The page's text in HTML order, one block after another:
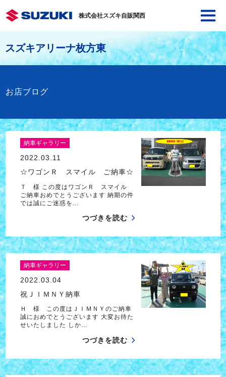
株式会社スズキ自販関西
スズキアリーナ枚方東
お店ブログ
納車ギャラリー
2022.03.11
☆ワゴンＲ スマイル ご納車☆
Ｔ 様 この度はワゴンＲ スマイル
ご納車おめでとうございます 納期の件
では誠にご迷惑を…
つづきを読む
納車ギャラリー
2022.03.04
祝ＪＩＭＮＹ納車
Ｈ 様 この度はＪＩＭＮＹのご納車
誠におめでとうございます 大変お待た
せいたしました しか…
つづきを読む